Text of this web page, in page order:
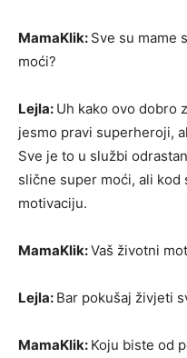
MamaKlik: Sve su mame
moći?
Lejla: Uh kako ovo dobro
jesmo pravi superheroji,
Sve je to u službi
slične super moći, ali
motivaciju.
MamaKlik:Vaš životni
Lejla: Bar pokušaj živjeti
MamaKlik: Koju biste od